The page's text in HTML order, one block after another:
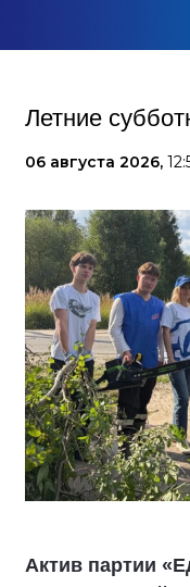
Летние
06 августа 2026,
Актив партии